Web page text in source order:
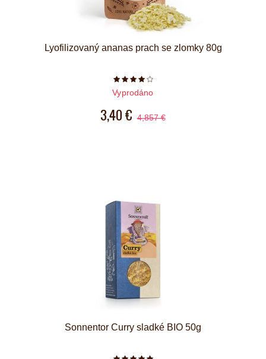
Lyofilizovaný ananas prach se zlomky 80g
Počet hvězdiček je 4 z 5
Vyprodáno
3,40 € 4,857 €
Sonnentor Curry sladké BIO 50g